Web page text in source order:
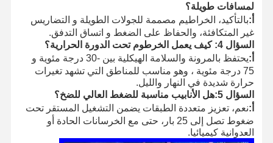
لمسافات طويلة؟
أ:بالتأكيد، الخراطيم مصممة للجولات الطويلة و التضاريس
غير المتكافئة، والحفاظ على الضغط و اتساق التدفق.
السؤال 4:
كيف يعمل الخرطوم تحت الدورة الحرارية؟
أ:
يحتفظ بالمرونة والسلامة الهيكلية بين -30 درجة مئوية و
75 درجة مئوية ، وهو مناسب للمناطق التي تشهد تغيرات
حرارة شديدة في النهار والليل.
السؤال 5:
هل الأنابيب مناسبة للضغط العالي للضخ؟
أ:نعم، تعزيز متعددة الطبقات يضمن التشغيل المستقر تحت
ضغوط تصل إلى 25 بار، حتى مع الخرسانات الحادة أو
العدوانية كيميائيا.